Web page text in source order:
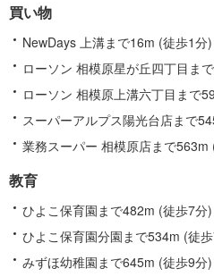
買い物
NewDays 上溝まで16m (徒歩1分)
ローソン 相模原星が丘四丁目ま
ローソン 相模原上溝六丁目まで
スーパーアルプス陽光台店まで
業務スーパー 相模原店まで563m
教育
ひよこ保育園まで482m (徒歩7分)
ひよこ保育園分園まで534m (徒
みずほ幼稚園まで645m (徒歩9分)